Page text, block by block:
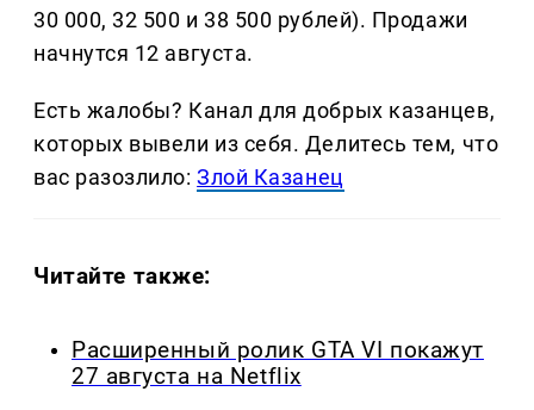
30 000, 32 500 и 38 500 рублей). Продажи
начнутся 12 августа.
Есть жалобы? Канал для добрых казанцев,
которых вывели из себя. Делитеcь тем, что
вас разозлило:Злой Казанец
Читайте также:
Расширенный ролик GTA VI покажут
27 августа на Netflix